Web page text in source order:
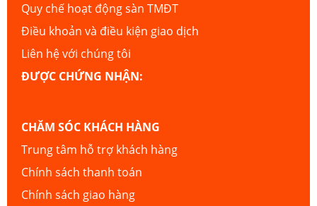
Quy chế hoạt động sàn TMĐT
Điều khoản và điều kiện giao dịch
Liên hệ với chúng tôi
ĐƯỢC CHỨNG NHẬN:
CHĂM SÓC KHÁCH HÀNG
Trung tâm hỗ trợ khách hàng
Chính sách thanh toán
Chính sách giao hàng